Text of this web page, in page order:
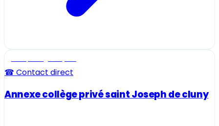
☎ Contact direct
Annexe collège privé saint Joseph de cluny